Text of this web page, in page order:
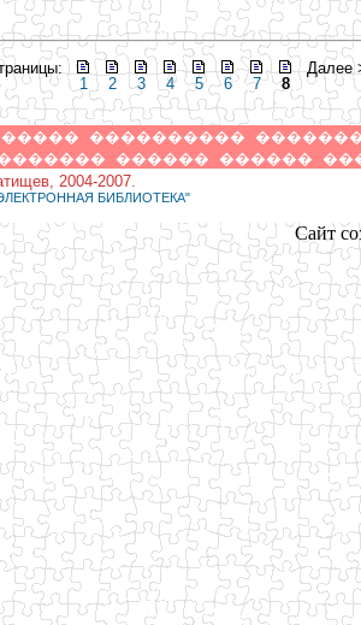
1
2 3 4 5 6 7 8
Далее
����������
������ ������
2004-2007.
БИБЛИОТЕКА"
Сайт